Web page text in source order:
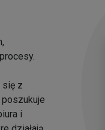
się z
i